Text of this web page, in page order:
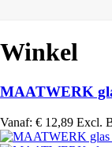
Winkel
MAATWERK
Vanaf: € 12,89 Excl.